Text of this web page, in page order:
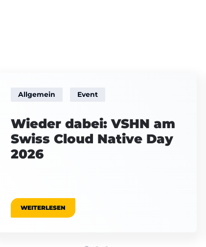
Allgemein Event
Wieder dabei: VSHN am
Swiss Cloud Native Day
2026
WEITERLESEN